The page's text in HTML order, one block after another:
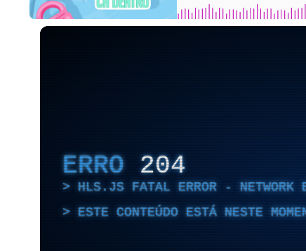
ERRO 204
HLS.JS FATAL ERROR - NETWORK
ESTE CONTEÚDO ESTÁ NESTE